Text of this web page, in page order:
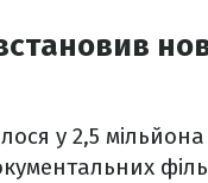
у 2,5